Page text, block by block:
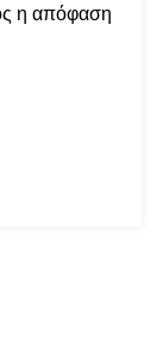
η απόφαση